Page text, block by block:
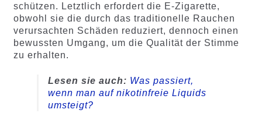
schützen. Letztlich erfordert die E-Zigarette,
obwohl sie die durch das traditionelle Rauchen
verursachten Schäden reduziert, dennoch einen
bewussten Umgang, um die Qualität der Stimme
zu erhalten.
Lesen sie auch: Was passiert,
wenn man auf nikotinfreie Liquids
umsteigt?